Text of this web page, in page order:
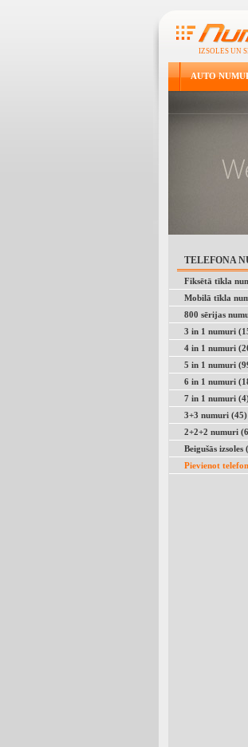
IZSOLES UN
AUTO
TELEFONA
Fiksētā tīkla
Mobilā tīkla
800 sērijas
3 in 1 numuri
4 in 1 numuri
5 in 1 numuri
6 in 1 numuri
7 in 1 numuri
3+3 numuri (45)
2+2+2 numuri
Beigušās izsoles
Pievienot